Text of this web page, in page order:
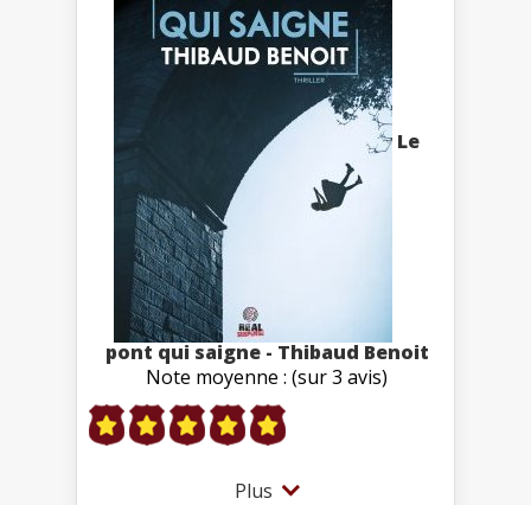
Le
pont qui saigne - Thibaud Benoit
Note moyenne : (sur 3 avis)
Plus